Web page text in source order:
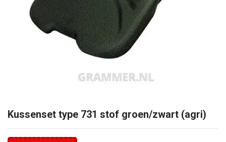
Kussenset type 731 stof groen/zwart (agri)